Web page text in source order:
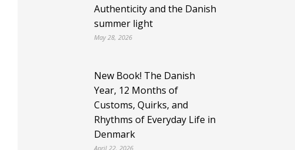
Authenticity and the Danish
summer light
May 28, 2026
New Book! The Danish
Year, 12 Months of
Customs, Quirks, and
Rhythms of Everyday Life in
Denmark
April 22, 2026